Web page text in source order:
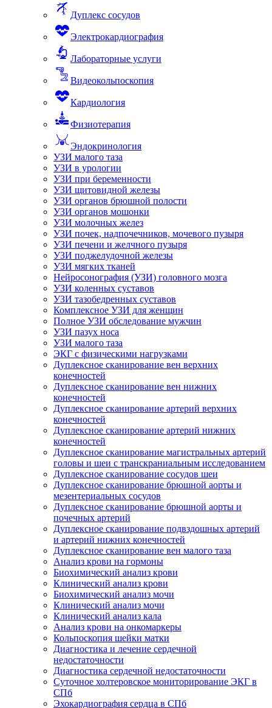
Дуплекс сосудов
Электрокардиография
Лабораторные услуги
Видеокольпоскопия
Кардиология
Физиотерапия
Эндокринология
УЗИ малого таза
УЗИ в урологии
УЗИ при беременности
УЗИ щитовидной железы
УЗИ органов брюшной полости
УЗИ органов мошонки
УЗИ молочных желез
УЗИ почек, надпочечников, мочевого пузыря
УЗИ печени и желчного пузыря
УЗИ поджелудочной железы
УЗИ мягких тканей
Нейросонография (УЗИ) головного мозга
УЗИ коленных суставов
УЗИ тазобедренных суставов
Комплексное УЗИ для женщин
Полное УЗИ обследование мужчин
УЗИ пазух носа
УЗИ малого таза
ЭКГ с физическими нагрузками
Дуплексное сканирование вен верхних
конечностей
Дуплексное сканирование вен нижних
конечностей
Дуплексное сканирование артерий верхних
конечностей
Дуплексное сканирование артерий нижних
конечностей
Дуплексное сканирование магистральных артерий
головы и шеи с транскраниальным исследованием
Дуплексное сканирование сосудов шеи
Дуплексное сканирование брюшной аорты и
мезентериальных сосудов
Дуплексное сканирование брюшной аорты и
почечных артерий
Дуплексное сканирование подвздошных артерий
и артерий нижних конечностей
Дуплексное сканирование вен малого таза
Анализ крови на гормоны
Биохимический анализ крови
Клинический анализ крови
Биохимический анализ мочи
Клинический анализ мочи
Клинический анализ кала
Анализ крови на онкомаркеры
Кольпоскопия шейки матки
Диагностика и лечение сердечной
недостаточности
Диагностика сердечной недостаточности
Суточное холтеровское мониторирование ЭКГ в
СПб
Эхокардиография сердца в СПб